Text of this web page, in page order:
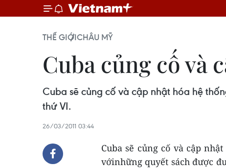
THẾ GIỚICHÂU MỸ
Cuba củng cố và
Cuba sẽ củng cố và cập nhật hóa hệ
thứ VI.
26/03/2011 03:44
Cuba sẽ củng cố và cập
vớinhững quyết sách được